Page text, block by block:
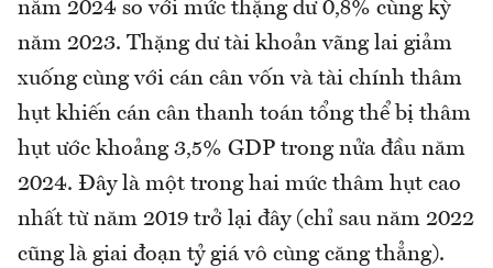
năm 2024 so với mức thặng dư 0,8% cùng kỳ
năm 2023. Thặng dư tài khoản vãng lai giảm
xuống cùng với cán cân vốn và tài chính thâm
hụt khiến cán cân thanh toán tổng thể bị thâm
hụt ước khoảng 3,5% GDP trong nửa đầu năm
2024. Đây là một trong hai mức thâm hụt cao
nhất từ năm 2019 trở lại đây (chỉ sau năm 2022
cũng là giai đoạn tỷ giá vô cùng căng thẳng).